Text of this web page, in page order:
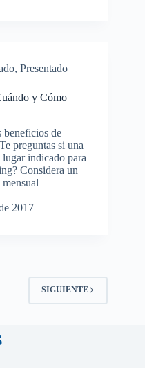
, Presentado
y Cómo
beneficios de
preguntas si una
lugar indicado para
Considera un
2017
SIGUIENTE